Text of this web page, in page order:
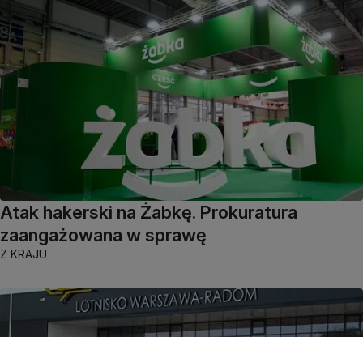
Atak hakerski na Żabkę. Prokuratura
zaangażowana w sprawę
Z KRAJU